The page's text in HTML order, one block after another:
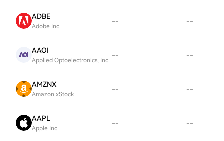
ADBE
Adobe Inc.
-- --
AAOI
Applied Optoelectronics, Inc.
-- --
AMZNX
Amazon xStock
-- --
AAPL
Apple Inc
-- --